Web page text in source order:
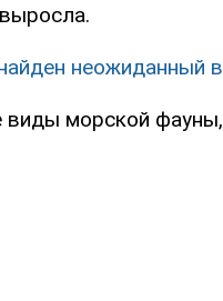
неожиданный
виды морской